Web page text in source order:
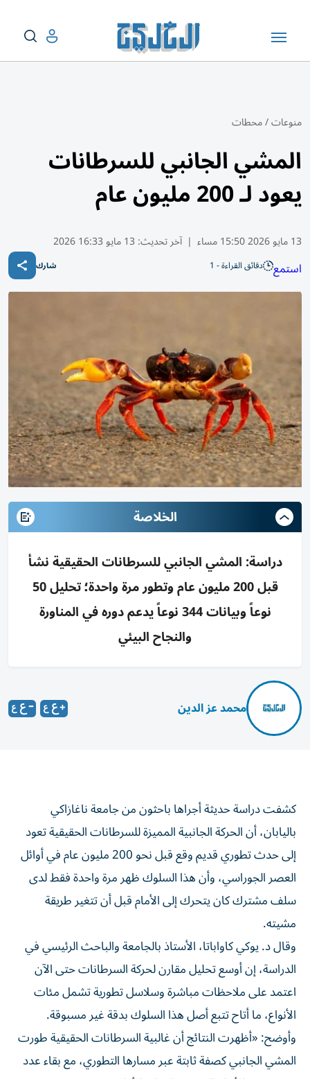
منوعات/محطات
المشي الجانبي للسرطانات
يعود لـ 200 مليون عام
13 مايو 2026 15:50 مساء | آخر تحديث: 13 مايو 16:33 2026
استمع دقائق القراءة - 1 شارك
الخلاصة
دراسة: المشي الجانبي للسرطانات الحقيقية نشأ
قبل 200 مليون عام وتطور مرة واحدة؛ تحليل 50
نوعاً وبيانات 344 نوعاً يدعم دوره في المناورة
والنجاح البيئي
محمد عز الدين
كشفت دراسة حديثة أجراها باحثون من جامعة ناغازاكي
باليابان، أن الحركة الجانبية المميزة للسرطانات الحقيقية تعود
إلى حدث تطوري قديم وقع قبل نحو 200 مليون عام في أوائل
العصر الجوراسي، وأن هذا السلوك ظهر مرة واحدة فقط لدى
سلف مشترك كان يتحرك إلى الأمام قبل أن تتغير طريقة
مشيته.
وقال د. يوكي كاواباتا، الأستاذ بالجامعة والباحث الرئيسي في
الدراسة، إن أوسع تحليل مقارن لحركة السرطانات حتى الآن
اعتمد على ملاحظات مباشرة وسلاسل تطورية تشمل مئات
الأنواع، ما أتاح تتبع أصل هذا السلوك بدقة غير مسبوقة.
وأوضح: «أظهرت النتائج أن غالبية السرطانات الحقيقية طورت
المشي الجانبي كصفة ثابتة عبر مسارها التطوري، مع بقاء عدد